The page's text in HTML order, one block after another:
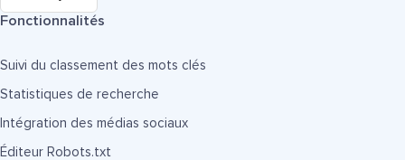
Fonctionnalités
Suivi du classement des mots clés
Statistiques de recherche
Intégration des médias sociaux
Éditeur Robots.txt